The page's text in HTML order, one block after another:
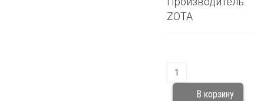
ZOTA